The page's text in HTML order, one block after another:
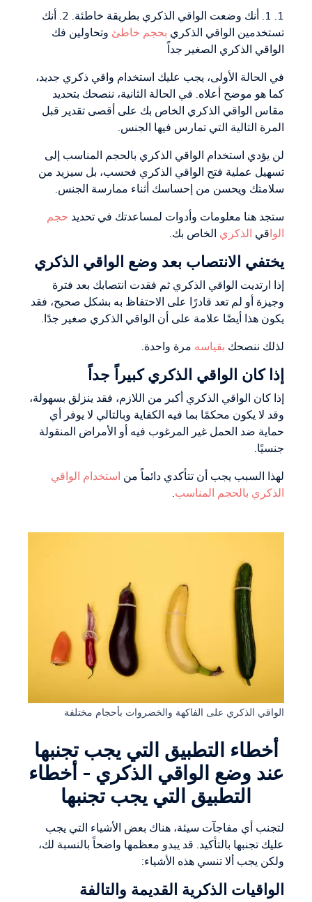
1. 1. أنك وضعت الواقي الذكري بطريقة خاطئة. 2. أنك
تستخدمين الواقي الذكري بحجم خاطئ وتحاولين فك
الواقي الذكري الصغير جداً
في الحالة الأولى، يجب عليك استخدام واقي ذكري جديد،
كما هو موضح أعلاه. في الحالة الثانية، ننصحك بتحديد
مقاس الواقي الذكري الخاص بك على أقصى تقدير قبل
المرة التالية التي تمارس فيها الجنس.
لن يؤدي استخدام الواقي الذكري بالحجم المناسب إلى
تسهيل عملية فتح الواقي الذكري فحسب، بل سيزيد من
سلامتك ويحسن من إحساسك أثناء ممارسة الجنس.
ستجد هنا معلومات وأدوات لمساعدتك في تحديد حجم
الواقي الذكري الخاص بك.
يختفي الانتصاب بعد وضع الواقي الذكري
إذا ارتديت الواقي الذكري ثم فقدت انتصابك بعد فترة
وجيزة أو لم تعد قادرًا على الاحتفاظ به بشكل صحيح، فقد
يكون هذا أيضًا علامة على أن الواقي الذكري صغير جدًا.
لذلك ننصحك بقياسه مرة واحدة.
إذا كان الواقي الذكري كبيراً جداً
إذا كان الواقي الذكري أكبر من اللازم، فقد ينزلق بسهولة،
وقد لا يكون محكمًا بما فيه الكفاية وبالتالي لا يوفر أي
حماية ضد الحمل غير المرغوب فيه أو الأمراض المنقولة
جنسيًا.
لهذا السبب يجب أن تتأكدي دائماً من استخدام الواقي
الذكري بالحجم المناسب.
الواقي الذكري على الفاكهة والخضروات بأحجام مختلفة
أخطاء التطبيق التي يجب تجنبها
عند وضع الواقي الذكري - أخطاء
التطبيق التي يجب تجنبها
لتجنب أي مفاجآت سيئة، هناك بعض الأشياء التي يجب
عليك تجنبها بالتأكيد. قد يبدو معظمها واضحاً بالنسبة لك،
ولكن يجب ألا تنسي هذه الأشياء:
الواقيات الذكرية القديمة والتالفة